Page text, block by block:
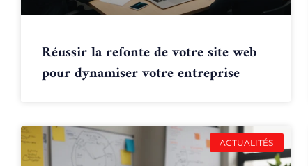
Réussir la refonte de votre site web
pour dynamiser votre entreprise
ACTUALITÉS